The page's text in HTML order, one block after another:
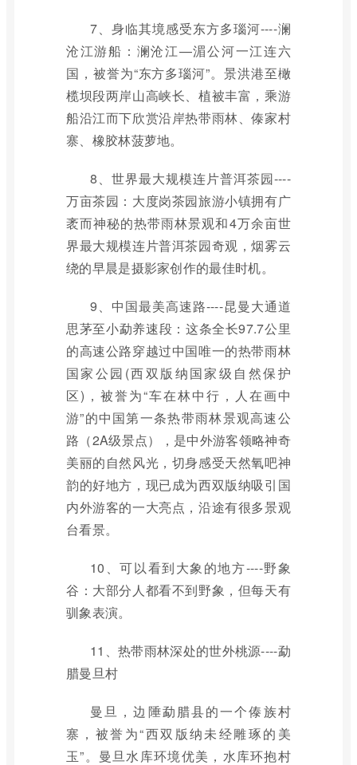
7、身临其境感受东方多瑙河----澜
沧江游船：澜沧江—湄公河一江连六
国，被誉为“东方多瑙河”。景洪港至橄
榄坝段两岸山高峡长、植被丰富，乘游
船沿江而下欣赏沿岸热带雨林、傣家村
寨、橡胶林菠萝地。
8、世界最大规模连片普洱茶园----
万亩茶园：大度岗茶园旅游小镇拥有广
袤而神秘的热带雨林景观和4万余亩世
界最大规模连片普洱茶园奇观，烟雾云
绕的早晨是摄影家创作的最佳时机。
9、中国最美高速路----昆曼大通道
思茅至小勐养速段：这条全长97.7公里
的高速公路穿越过中国唯一的热带雨林
国家公园(西双版纳国家级自然保护
区)，被誉为“车在林中行，人在画中
游”的中国第一条热带雨林景观高速公
路（2A级景点），是中外游客领略神奇
美丽的自然风光，切身感受天然氧吧神
韵的好地方，现已成为西双版纳吸引国
内外游客的一大亮点，沿途有很多景观
台看景。
10、可以看到大象的地方----野象
谷：大部分人都看不到野象，但每天有
驯象表演。
11、热带雨林深处的世外桃源----勐
腊曼旦村
曼旦，边陲勐腊县的一个傣族村
寨，被誉为“西双版纳未经雕琢的美
玉”。曼旦水库环境优美，水库环抱村